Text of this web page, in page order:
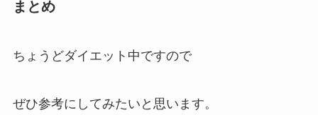
まとめ
ちょうどダイエット中ですので
ぜひ参考にしてみたいと思います。